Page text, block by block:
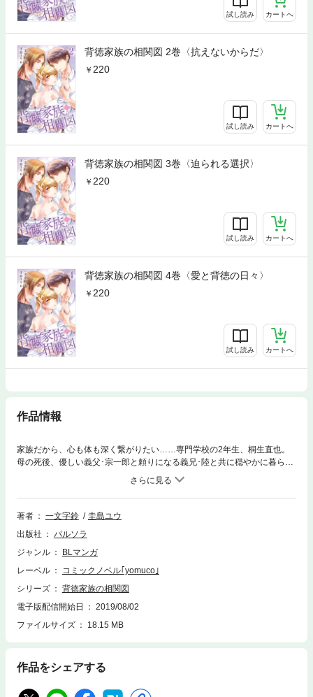
試し読み カートへ
背徳家族の相関図 2巻〈抗えないからだ〉
220
試し読み カートへ
背徳家族の相関図 3巻〈迫られる選択〉
220
試し読み カートへ
背徳家族の相関図 4巻〈愛と背徳の日々〉
220
試し読み カートへ
作品情報
家族だから、心も体も深く繋がりたい……専門学校の2年生、桐生直也。
母の死後、優しい義父･宗一郎と頼りになる義兄･陸と共に穏やかに暮らし
ていた。しかしある日、直也は宗一郎に体を奪われてしまう。そして、そ
の出来事をきっかけに陸との関係も変わり始めて……?直也の戸惑い、宗
一郎の想い、陸の隠された本音――相関図は絡み合い、背徳的な絆を強め
ていく……禁断のエロティック･ラブストーリー。
著者 一文字鈴
圭島ユウ
出版社
パルソラ
ジャンル
BLマンガ
レーベル
コミックノベル｢yomuco｣
シリーズ
背徳家族の相関図
電子版配信開始日
2019/08/02
ファイルサイズ
18.15 MB
作品をシェアする